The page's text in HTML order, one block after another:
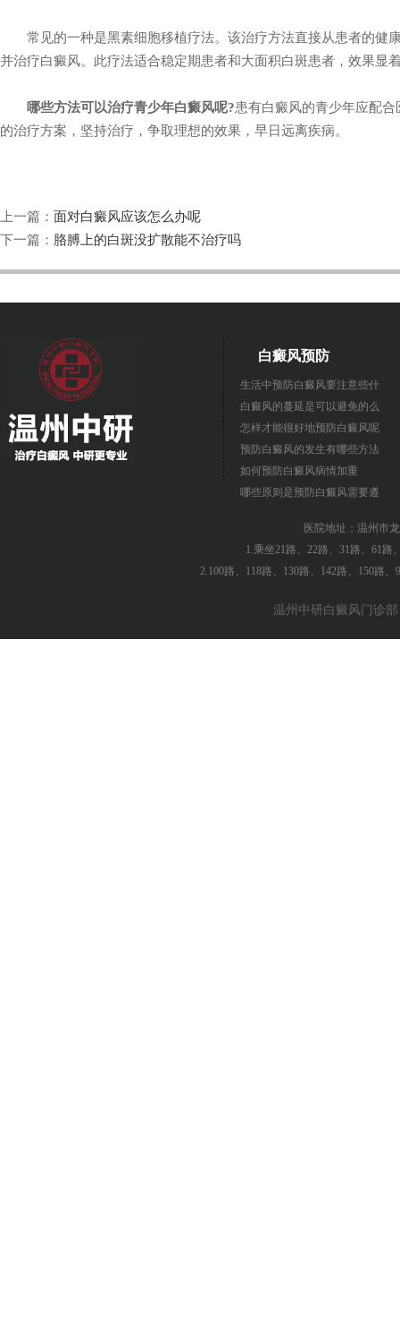
常见的一种是黑素细胞移植疗法。该治疗方法直接从患者的健
并治疗白癜风。此疗法适合稳定期患者和大面积白斑患者，效果显
哪些方法可以治疗青少年白癜风呢?患有白癜风的青少年应配
的治疗方案，坚持治疗，争取理想的效果，早日远离疾病。
上一篇： 面对白癜风应该怎么办呢
下一篇： 胳膊上的白斑没扩散能不治疗吗
白癜风预防
生活中预防白癜风要注意些什
白癜风的蔓延是可以避免的么
怎样才能很好地预防白癜风呢
预防白癜风的发生有哪些方法
如何预防白癜风病情加重
哪些原则是预防白癜风需要遵
医院地址：温州市
1.乘坐21路、22路、31路、61路
2.100路、118路、130路、142路、150路
温州中研白癜风门诊